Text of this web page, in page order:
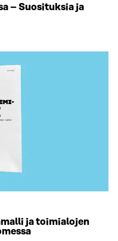
– Suosituksia ja
ja toimialojen